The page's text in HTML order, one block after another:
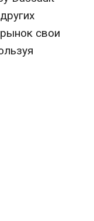
свои